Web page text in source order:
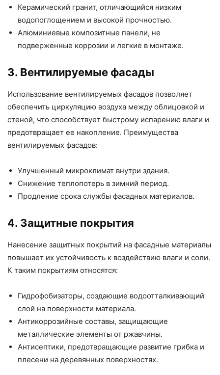
Керамический гранит, отличающийся низким
водопоглощением и высокой прочностью.
Алюминиевые композитные панели, не
подверженные коррозии и легкие в монтаже.
3. Вентилируемые фасады
Использование вентилируемых фасадов позволяет
обеспечить циркуляцию воздуха между облицовкой и
стеной, что способствует быстрому испарению влаги и
предотвращает ее накопление. Преимущества
вентилируемых фасадов:
Улучшенный микроклимат внутри здания.
Снижение теплопотерь в зимний период.
Продление срока службы фасадных материалов.
4. Защитные покрытия
Нанесение защитных покрытий на фасадные материалы
повышает их устойчивость к воздействию влаги и соли.
К таким покрытиям относятся:
Гидрофобизаторы, создающие водоотталкивающий
слой на поверхности материала.
Антикоррозийные составы, защищающие
металлические элементы от ржавчины.
Антисептики, предотвращающие развитие грибка и
плесени на деревянных поверхностях.